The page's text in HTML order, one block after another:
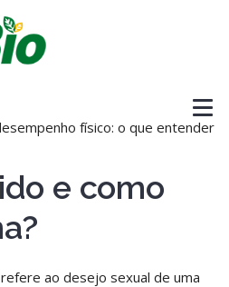
físico: o que entender
e como
ao desejo sexual de uma